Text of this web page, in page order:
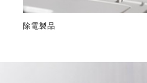
除電製品